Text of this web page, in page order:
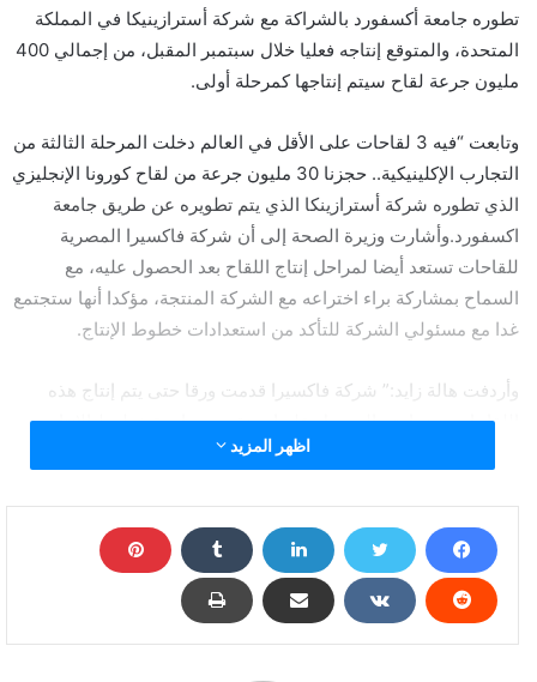
تطوره جامعة أكسفورد بالشراكة مع شركة أسترازينيكا في المملكة
المتحدة، والمتوقع إنتاجه فعليا خلال سبتمبر المقبل، من إجمالي 400
مليون جرعة لقاح سيتم إنتاجها كمرحلة أولى.
وتابعت “فيه 3 لقاحات على الأقل في العالم دخلت المرحلة الثالثة من
التجارب الإكلينيكية.. حجزنا 30 مليون جرعة من لقاح كورونا الإنجليزي
الذي تطوره شركة أسترازينكا الذي يتم تطويره عن طريق جامعة
اكسفورد.وأشارت وزيرة الصحة إلى أن شركة فاكسيرا المصرية
للقاحات تستعد أيضا لمراحل إنتاج اللقاح بعد الحصول عليه، مع
السماح بمشاركة براء اختراعه مع الشركة المنتجة، مؤكدا أنها ستجتمع
غدا مع مسئولي الشركة للتأكد من استعدادات خطوط الإنتاج.
وأردفت هالة زايد:” شركة فاكسيرا قدمت ورقا حتى يتم إنتاج هذه
اللقاحات حينما يتم الحصول عليها.. ونقوم بمراجعة خطوط الإنتاج..
صناعة اللقاحات في مصر من الثلاثينيات من القرن الماضي وبالتالي
إنتاج اللقاحات.
مصر تحجز 30 مليون جرعة من لقاح أكسفورد
اظهر المزيد